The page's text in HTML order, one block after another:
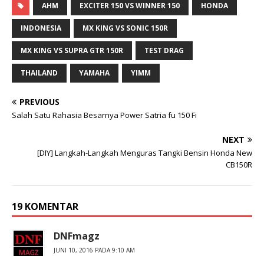
AHM EXCITER 150 VS WINNER 150 HONDA
INDONESIA MX KING VS SONIC 150R
MX KING VS SUPRA GTR 150R TEST DRAG
THAILAND YAMAHA YIMM
PREVIOUS
Salah Satu Rahasia Besarnya Power Satria fu 150 Fi
NEXT
[DIY] Langkah-Langkah Menguras Tangki Bensin Honda New
CB150R
19 KOMENTAR
DNFmagz
JUNI 10, 2016 PADA 9:10 AM